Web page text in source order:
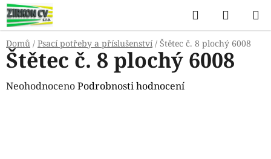
Přejít
na
obsah
Hledat
KOŠÍK
Domů / Psací potřeby a příslušenství / Štětec č. 8 plochý 6008
Štětec č. 8 plochý 6008
Průměrné
NeohodnocenoPodrobnosti hodnocení